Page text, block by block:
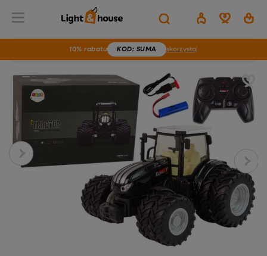
10% rabatu KOD: SUMA skorzystaj